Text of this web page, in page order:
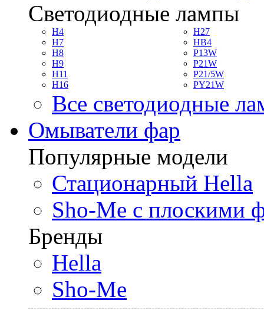
Светодиодные лампы
H4
H7
H8
H9
H11
H16
H27
HB4
P13W
P21W
P21/5W
PY21W
Все светодиодные
Омыватели фар
Популярные модели
Стационарный Hella
Sho-Me с плоскими
Бренды
Hella
Sho-Me